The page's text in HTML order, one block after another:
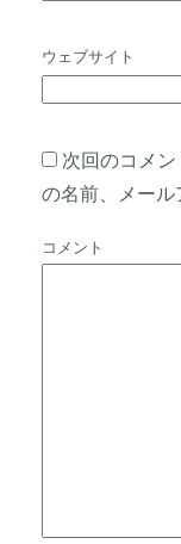
ウェブサイト
次回のコメ
の名前、メール
コメント